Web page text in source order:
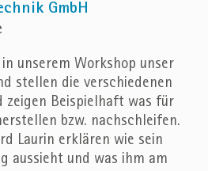
GmbH
unserem Workshop unser
stellen die verschiedenen
zeigen Beispielhaft was für
bzw. nachschleifen.
Laurin erklären wie sein
aussieht und was ihm am
anwenden
100